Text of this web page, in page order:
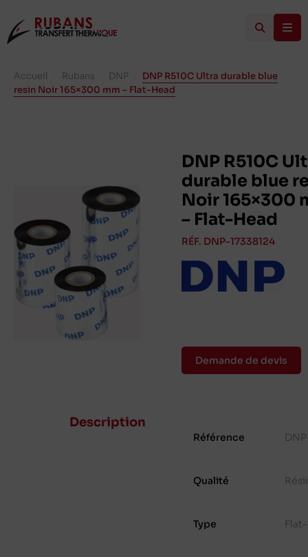
Accueil Rubans DNP
DNP R510C Ultra durable blue
resin Noir 165×300 mm – Flat-Head
DNP R510C
durable blue
Noir 165×300
– Flat-Head
RÉF. DNP-17338124
Demande de devis
Description
Référence
Qualité
Type